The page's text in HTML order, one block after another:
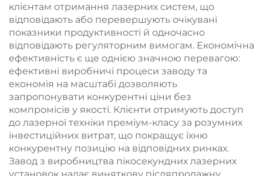
клієнтам отримання лазерних систем, що
відповідають або перевершують очікувані
показники продуктивності й одночасно
відповідають регуляторним вимогам. Економічна
ефективність є ще однією значною перевагою:
ефективні виробничі процеси заводу та
економія на масштабі дозволяють
запропонувати конкурентні ціни без
компромісів у якості. Клієнти отримують доступ
до лазерної техніки преміум-класу за розумних
інвестиційних витрат, що покращує їхню
конкурентну позицію на відповідних ринках.
Завод з виробництва пікосекундних лазерних
установок надає виняткову післяпродажну